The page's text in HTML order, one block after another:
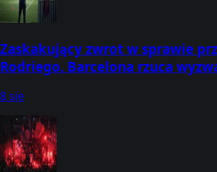
Zaskakujący zwrot w sprawie
Rodriego. Barcelona rzuca
8 sie